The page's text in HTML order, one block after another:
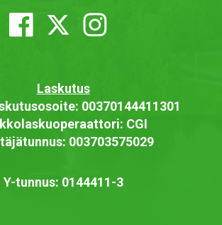
Laskutus
00370144411301
CGI
003703575029
Y-tunnus: 0144411-3